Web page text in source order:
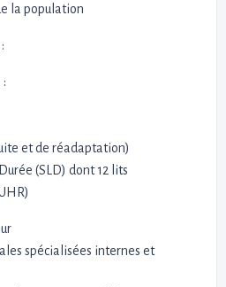
la population
et de réadaptation)
(SLD) dont 12 lits
spécialisées internes et